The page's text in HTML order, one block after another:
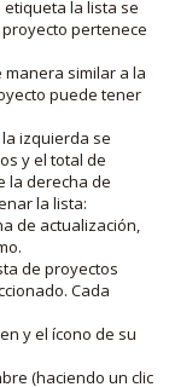
etiqueta la lista se
pertenece
similar a la
puede tener
izquierda se
y el total de
la derecha de
la lista:
de actualización,
de proyectos
Cada
y el ícono de su
(haciendo un clic